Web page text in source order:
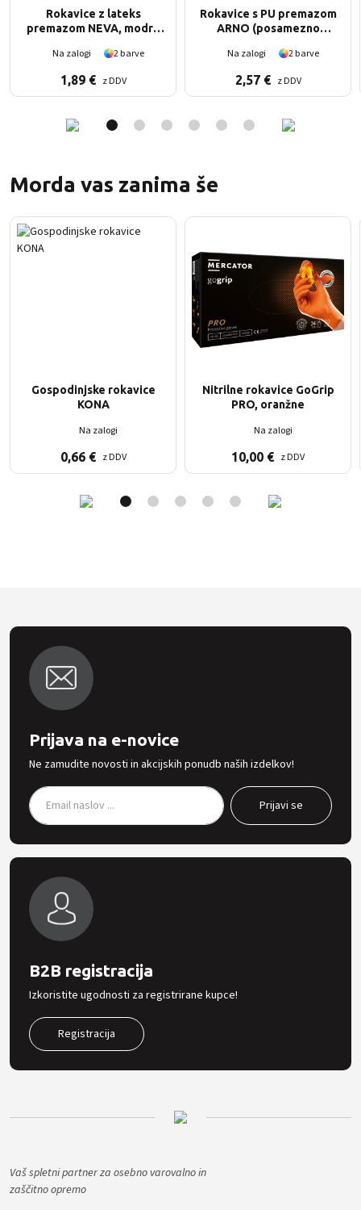
Rokavice z lateks
premazom NEVA, modre
Na zalogi
2 barve
1,89 € z DDV
Rokavice s PU premazom
ARNO (posamezno
Na zalogi
2 barve
2,57 € z DDV
Morda vas zanima še
Gospodinjske rokavice
KONA
Na zalogi
0,66 € z DDV
Nitrilne rokavice GoGrip
PRO, oranžne
Na zalogi
10,00 € z DDV
Prijava na e-novice
Ne zamudite novosti in akcijskih ponudb naših izdelkov!
B2B registracija
Izkoristite ugodnosti za registrirane kupce!
Registracija
Vaš spletni partner za osebno varovalno in
zaščitno opremo